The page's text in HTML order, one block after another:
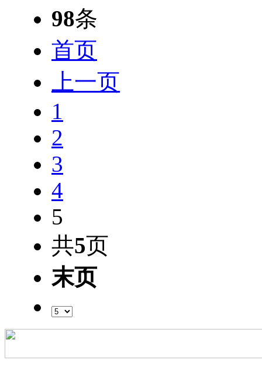
98条
首页
上一页
1
2
3
4
5
共5页
末页